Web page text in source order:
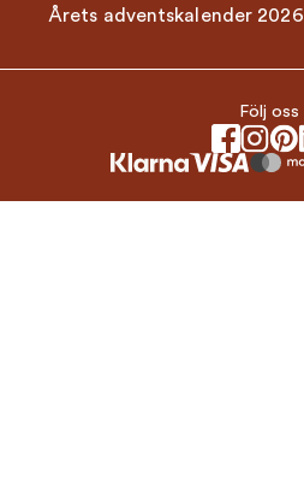
Årets adventskalender 2026
Följ oss